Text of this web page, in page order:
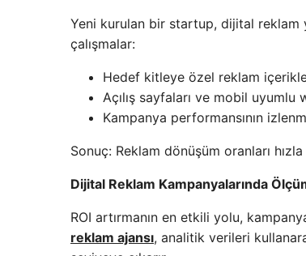
Yeni kurulan bir startup, dijital reklam
çalışmalar:
Hedef kitleye özel reklam
Açılış sayfaları ve mobil uyumlu
Kampanya performansının
Sonuç: Reklam dönüşüm oranları
Dijital Reklam Kampanyalarında
ROI artırmanın en etkili yolu,
reklam ajansı, analitik verileri